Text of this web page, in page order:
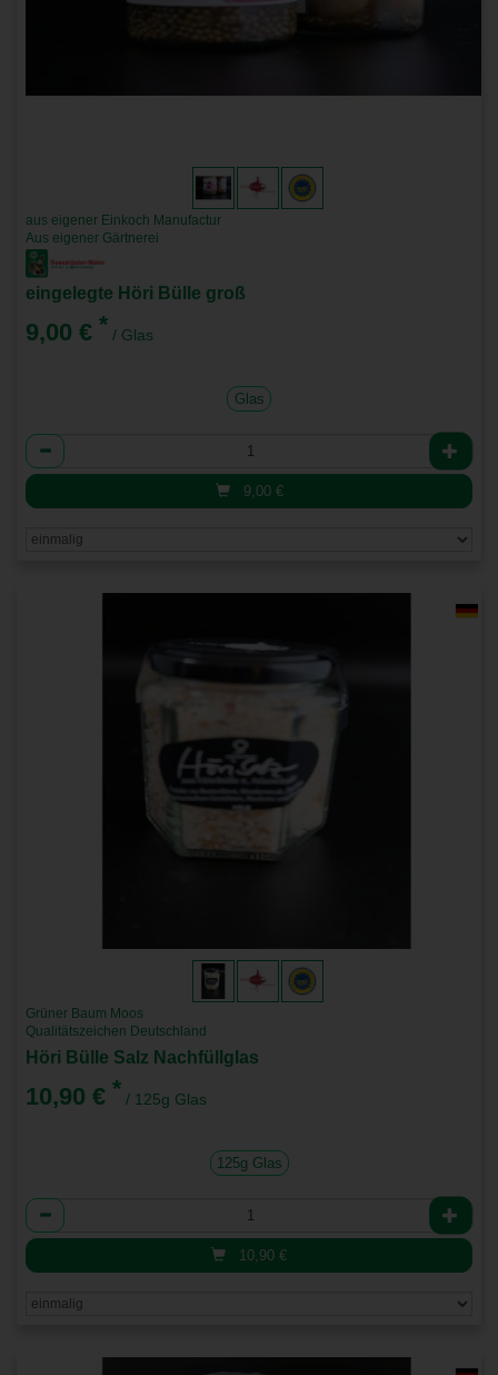
aus eigener Einkoch Manufactur
Aus eigener Gärtnerei
eingelegte Höri Bülle groß
9,00 € * / Glas
Glas
Anzahl
9,00 €
Grüner Baum Moos
Qualitätszeichen Deutschland
Höri Bülle Salz Nachfüllglas
10,90 € * / 125g Glas
125g Glas
Anzahl
10,90 €